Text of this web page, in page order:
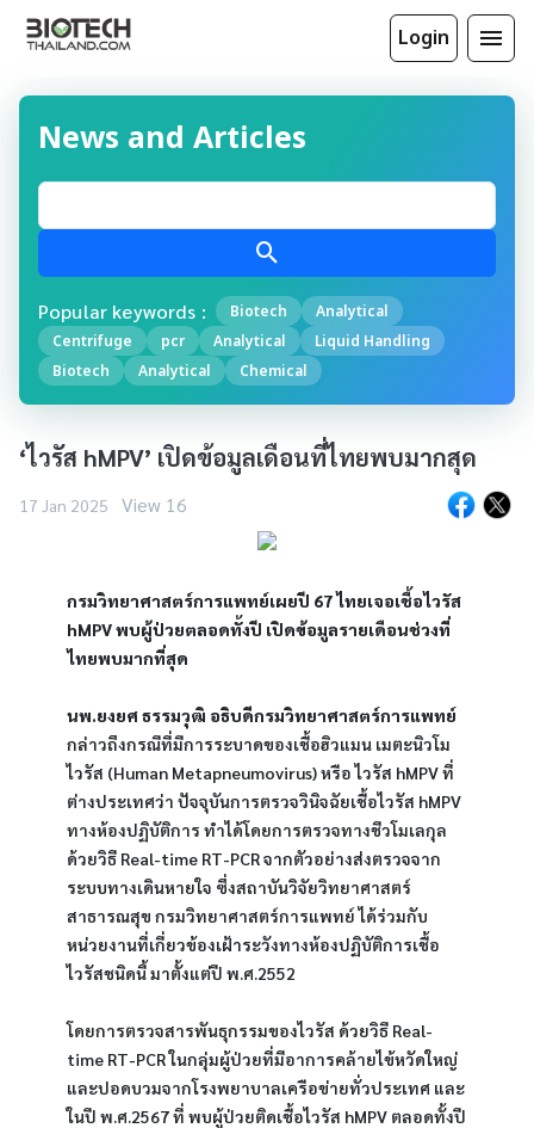
Login
News and Articles
Popular keywords : Biotech
Analytical
Centrifuge
pcr Analytical
Liquid Handling
Biotech
Analytical Chemical
‘ไวรัส hMPV’ เปิดข้อมูลเดือนที่ไทยพบมากสุด
17 Jan 2025 View 16
กรมวิทยาศาสตร์การแพทย์เผยปี 67 ไทยเจอเชื้อไวรัส
hMPV พบผู้ป่วยตลอดทั้งปี เปิดข้อมูลรายเดือนช่วงที่
ไทยพบมากที่สุด
นพ.ยงยศ ธรรมวุฒิ อธิบดีกรมวิทยาศาสตร์การแพทย์
กล่าวถึงกรณีที่มีการระบาดของเชื้อฮิวแมน เมตะนิวโม
ไวรัส (Human Metapneumovirus) หรือ ไวรัส hMPV ที่
ต่างประเทศว่า ปัจจุบันการตรวจวินิจฉัยเชื้อไวรัส hMPV
ทางห้องปฏิบัติการ ทำได้โดยการตรวจทางชีวโมเลกุล
ด้วยวิธี Real-time RT-PCR จากตัวอย่างส่งตรวจจาก
ระบบทางเดินหายใจ ซึ่งสถาบันวิจัยวิทยาศาสตร์
สาธารณสุข กรมวิทยาศาสตร์การแพทย์ ได้ร่วมกับ
หน่วยงานที่เกี่ยวข้องเฝ้าระวังทางห้องปฏิบัติการเชื้อ
ไวรัสชนิดนี้ มาตั้งแต่ปี พ.ศ.2552
โดยการตรวจสารพันธุกรรมของไวรัส ด้วยวิธี Real-
time RT-PCR ในกลุ่มผู้ป่วยที่มีอาการคล้ายไข้หวัดใหญ่
และปอดบวมจากโรงพยาบาลเครือข่ายทั่วประเทศ และ
ในปี พ.ศ.2567 ที่ พบผู้ป่วยติดเชื้อไวรัส hMPV ตลอดทั้งปี